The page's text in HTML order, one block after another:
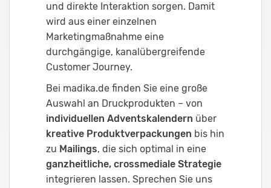
und direkte Interaktion sorgen. Damit
wird aus einer einzelnen
Marketingmaßnahme eine
durchgängige, kanalübergreifende
Customer Journey.
Bei madika.de finden Sie eine große
Auswahl an Druckprodukten – von
individuellen Adventskalendern über
kreative Produktverpackungen bis hin
zu Mailings, die sich optimal in eine
ganzheitliche, crossmediale Strategie
integrieren lassen. Sprechen Sie uns